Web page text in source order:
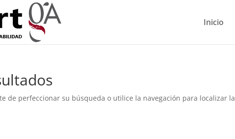
Inicio
de perfeccionar su búsqueda o utilice la navegación para localizar la